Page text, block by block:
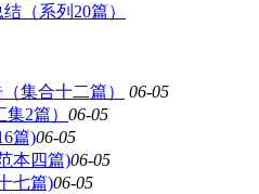
（系列20篇）
集合十二篇）
06-05
2篇） 06-05
篇)06-05
本四篇)06-05
七篇)06-05